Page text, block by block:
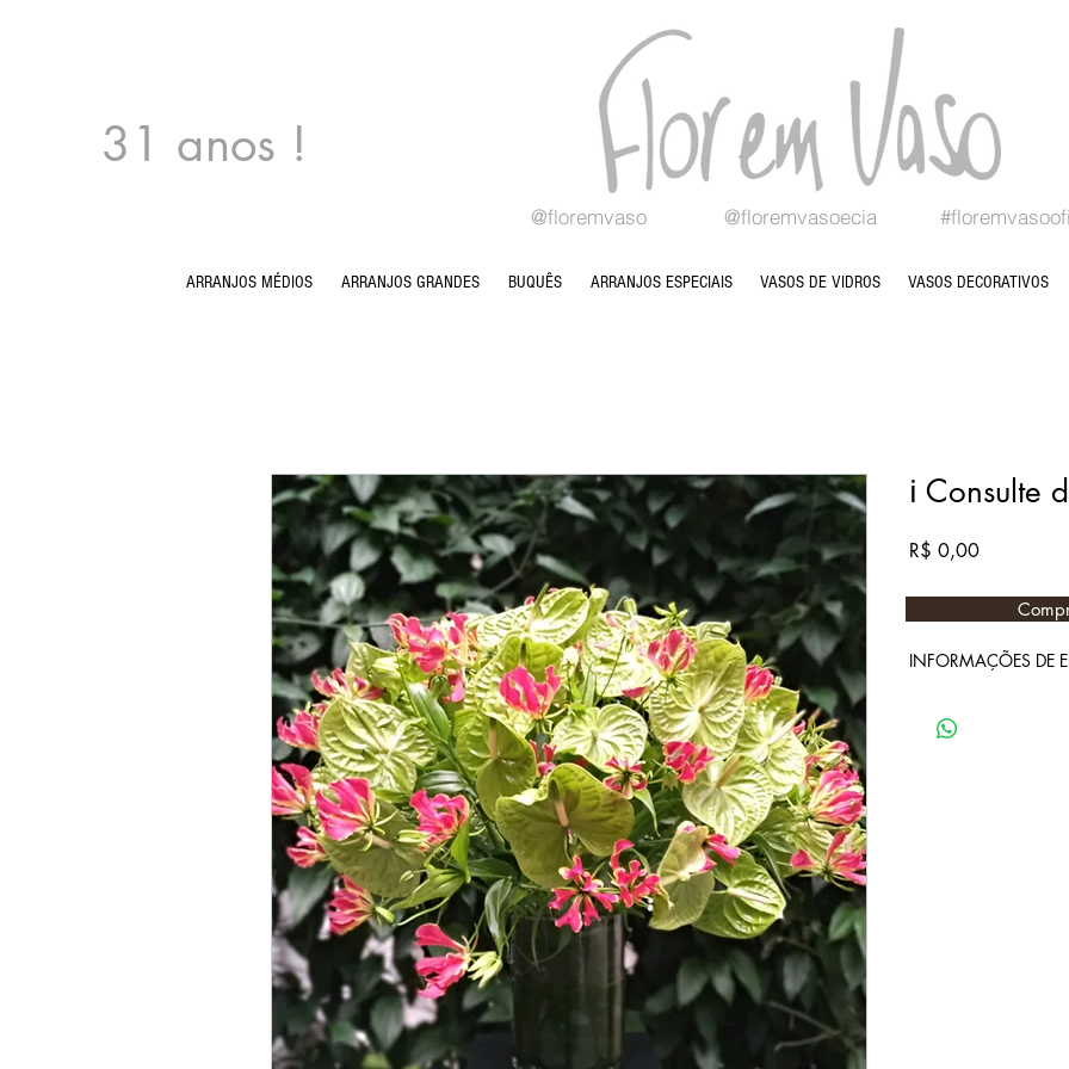
31 anos !
@floremvaso @floremvasoecia
ARRANJOS MÉDIOS ARRANJOS GRANDES BUQUÊS ARRANJOS ESPECIAIS VASOS DE VIDROS VASOS DECORATIVOS
ℹ Consulte
R$ 0,00Preço
INFORMAÇÕES DE
☑ Envio agendado.